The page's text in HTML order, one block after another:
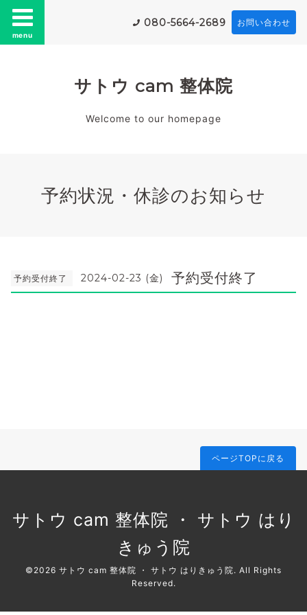
menu
080-5664-2689 お問い合わせ
サトウ cam 整体院
Welcome to our homepage
予約状況・休診のお知らせ
予約受付終了 2024-02-23 (金) 予約受付終了
ページTOPに戻る
サトウ cam 整体院 ・ サトウ はり
きゅう院
©2026 サトウ cam 整体院 ・ サトウ はりきゅう院. All Rights
Reserved.